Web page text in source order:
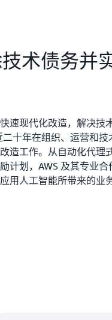
术债务并
速现代化改造，解决技
十年在组织、运营和技
造工作。从自动化代理
计划，AWS 及其专业
用人工智能所带来的业